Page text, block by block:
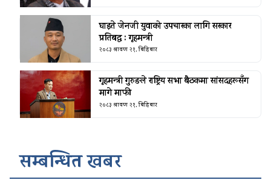
घाइते जेनजी युवाको उपचारका लागि सरकार
प्रतिबद्ध : गृहमन्त्री
२०८३ श्रावण २१, बिहिबार
गृहमन्त्री गुरुङले राष्ट्रिय सभा बैठकमा सांसदहरूसँग
मागे माफी
२०८३ श्रावण २१, बिहिबार
सम्बन्धित खबर